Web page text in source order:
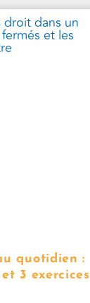
quotidien :
3 exercices